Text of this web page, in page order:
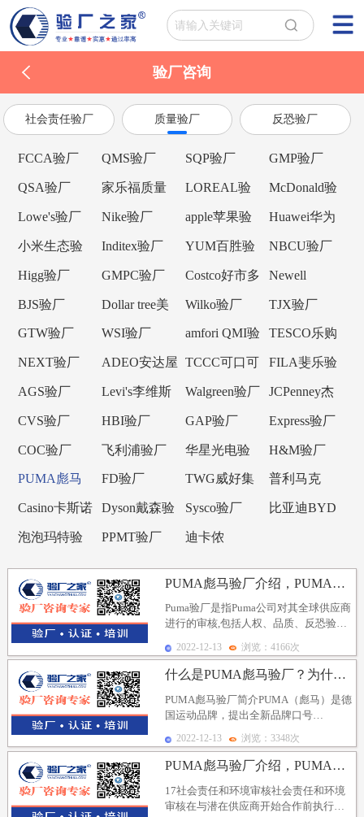
验厂咨询
社会责任验厂 质量验厂 反恐验厂
FCCA验厂 QMS验厂 SQP验厂 GMP验厂
QSA验厂
家乐福质量
验厂
LOREAL验
厂
McDonald验
厂
Lowe's验厂 Nike验厂
apple苹果验
厂
Huawei华为
验厂
小米生态验
厂
Inditex验厂
YUM百胜验
厂
NBCU验厂
Higg验厂 GMPC验厂
Costco好市多
验厂
Newell
Brands纽威验
厂
BJS验厂
Dollar tree美
元树验厂
Wilko验厂 TJX验厂
GTW验厂 WSI验厂
amfori QMI验
厂
TESCO乐购
验厂
NEXT验厂
ADEO安达屋
验厂
TCCC可口可
乐验厂
FILA斐乐验
厂
AGS验厂
Levi's李维斯
验厂
Walgreen验厂
JCPenney杰
西潘尼验厂
CVS验厂 HBI验厂 GAP验厂 Express验厂
COC验厂 飞利浦验厂
华星光电验
厂
H&M验厂
PUMA彪马
验厂
FD验厂
TWG威好集
团验厂
普利马克
Primark验厂
Casino卡斯诺
验厂
Dyson戴森验
厂
Sysco验厂
比亚迪BYD
泡泡玛特验
PPMT验厂
迪卡侬
厂
PUMA彪马验厂介绍，PUMA彪马验厂标准及PUMA...
Puma验厂是指Puma公司对其全球供应商
进行的审核,包括人权、品质、反恐验
达到一个...
2022-12-13 浏览：4166次
什么是PUMA彪马验厂？为什么要PUMA彪马验厂？
PUMA彪马验厂简介PUMA（彪马）是德
国运动品牌，提出全新品牌口号
产...
2022-12-13 浏览：3348次
PUMA彪马验厂介绍，PUMA彪马社会责任劳工标准-...
17社会责任和环境审核社会责任和环境
审核在与潜在供应商开始合作前执行。